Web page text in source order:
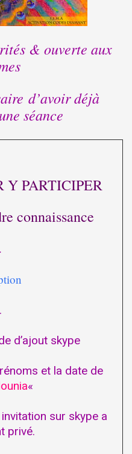
& ouverte aux
d’avoir déjà
séance
Y PARTICIPER
connaissance
d’ajout skype
et la date de
«
sur skype a
privé.